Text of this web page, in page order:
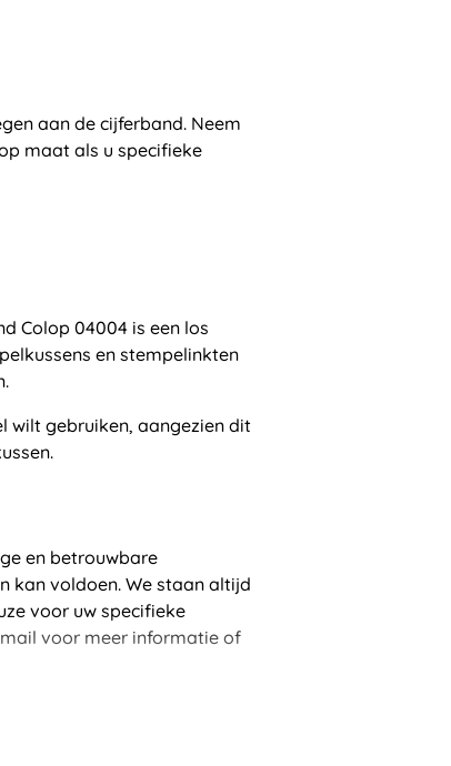
aan de cijferband. Neem
maat als u specifieke
Colop 04004 is een los
en stempelinkten
wilt gebruiken, aangezien dit
en betrouwbare
kan voldoen. We staan altijd
voor uw specifieke
voor meer informatie of